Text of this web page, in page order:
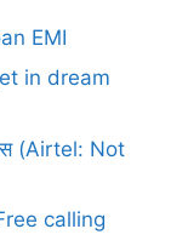
EMI
in dream
(Airtel: Not
calling